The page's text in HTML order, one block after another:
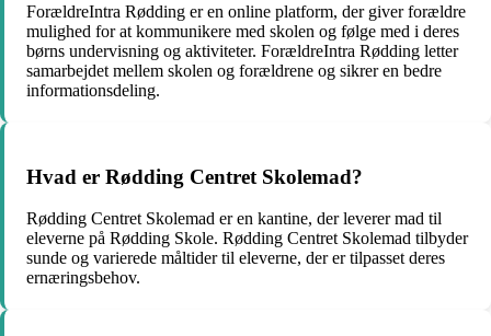
ForældreIntra Rødding er en online platform, der giver forældre
mulighed for at kommunikere med skolen og følge med i deres
børns undervisning og aktiviteter. ForældreIntra Rødding letter
samarbejdet mellem skolen og forældrene og sikrer en bedre
informationsdeling.
Hvad er Rødding Centret Skolemad?
Rødding Centret Skolemad er en kantine, der leverer mad til
eleverne på Rødding Skole. Rødding Centret Skolemad tilbyder
sunde og varierede måltider til eleverne, der er tilpasset deres
ernæringsbehov.